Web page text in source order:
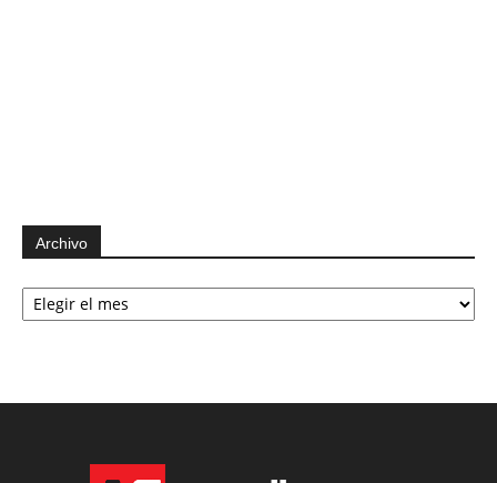
Archivo
Archivo